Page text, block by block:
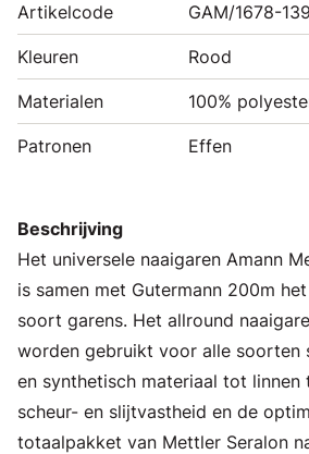
Artikelcode GAM/1678-
Kleuren Rood
Materialen 100%
Patronen Effen
Beschrijving
Het universele naaigaren Amann
is samen met Gutermann 200m
soort garens. Het allround
worden gebruikt voor alle soorten
en synthetisch materiaal tot linnen
scheur- en slijtvastheid en de
totaalpakket van Mettler Seralon